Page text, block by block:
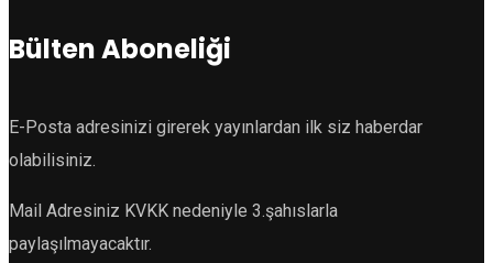
Bülten Aboneliği
E-Posta adresinizi girerek yayınlardan ilk siz haberdar
olabilisiniz.
Mail Adresiniz KVKK nedeniyle 3.şahıslarla
paylaşılmayacaktır.